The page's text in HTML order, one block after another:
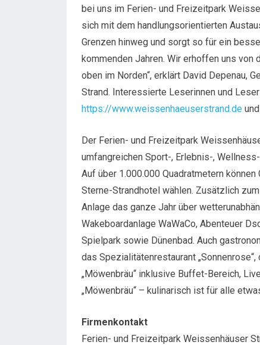
bei uns im Ferien- und Freizeitpark
sich mit dem handlungsorientierten
Grenzen hinweg und sorgt so für ein
kommenden Jahren. Wir erhoffen uns von
oben im Norden“, erklärt David Depenau,
Strand. Interessierte Leserinnen und
https://www.weissenhaeuserstrand.de
Der Ferien- und Freizeitpark
umfangreichen Sport-, Erlebnis-,
Auf über 1.000.000 Quadratmetern
Sterne-Strandhotel wählen. Zusätzlich
Anlage das ganze Jahr über
Wakeboardanlage WaWaCo, Abenteuer
Spielpark sowie Dünenbad. Auch
das Spezialitätenrestaurant
„Möwenbräu“ inklusive Buffet-Bereich,
„Möwenbräu“ – kulinarisch ist für alle
Firmenkontakt
Ferien- und Freizeitpark Weissenhäuser